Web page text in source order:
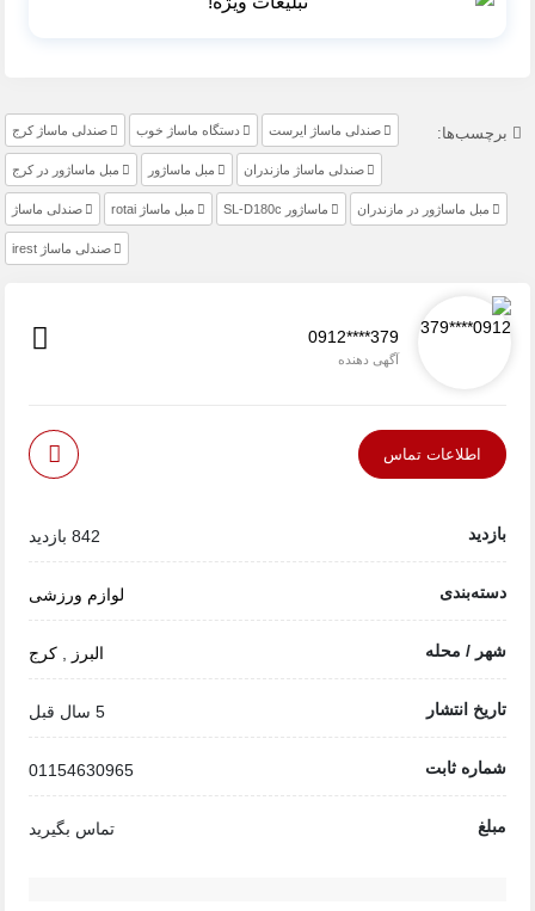
برچسب‌ها: صندلی ماساژ ایرست دستگاه ماساژ خوب صندلی ماساژ کرج
صندلی ماساژ مازندران مبل ماساژور مبل ماساژور در کرج
مبل ماساژور در مازندران ماساژور SL-D180c مبل ماساژ rotai صندلی ماساژ
صندلی ماساژ irest
0912****379
آگهی دهنده
اطلاعات تماس
بازدید 842 بازدید
دسته‌بندی لوازم ورزشی
شهر / محله البرز کرج
تاریخ انتشار 5 سال قبل
شماره ثابت 01154630965
مبلغ تماس بگیرید